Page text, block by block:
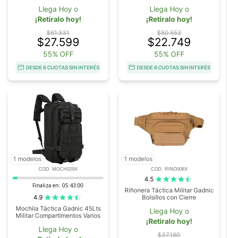
Llega Hoy o
¡Retiralo hoy!
$61.331
$27.599
55% OFF
DESDE 6 CUOTAS SIN INTERÉS
Llega Hoy o
¡Retiralo hoy!
$50.553
$22.749
55% OFF
DESDE 6 CUOTAS SIN INTERÉS
1 modelos
COD. MOCH029X
Finaliza en: 05:42:59
4.9
Mochila Táctica Gadnic 45Lts
Militar Compartimentos Varios
Llega Hoy o
1 modelos
COD. RINO008X
4.5
Riñonera Táctica Militar Gadnic
Bolsillos con Cierre
Llega Hoy o
¡Retiralo hoy!
$37.180